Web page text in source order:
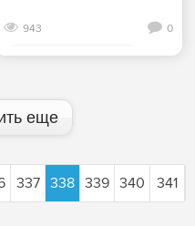
943 0
еще
337 338 339 340 341